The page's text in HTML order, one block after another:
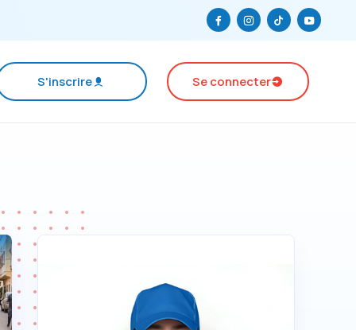
S'inscrire Se connecter